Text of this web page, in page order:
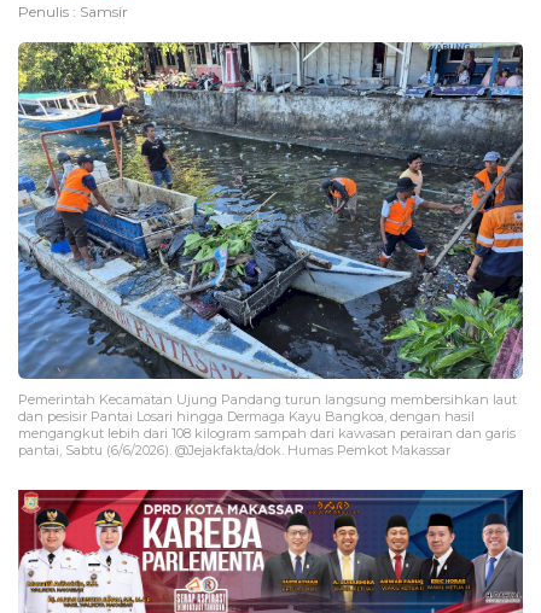
Penulis : Samsir
Pemerintah Kecamatan Ujung Pandang turun langsung membersihkan laut
dan pesisir Pantai Losari hingga Dermaga Kayu Bangkoa, dengan hasil
mengangkut lebih dari 108 kilogram sampah dari kawasan perairan dan garis
pantai, Sabtu (6/6/2026). @Jejakfakta/dok. Humas Pemkot Makassar